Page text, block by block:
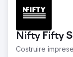
Nifty Fifty
Costruire